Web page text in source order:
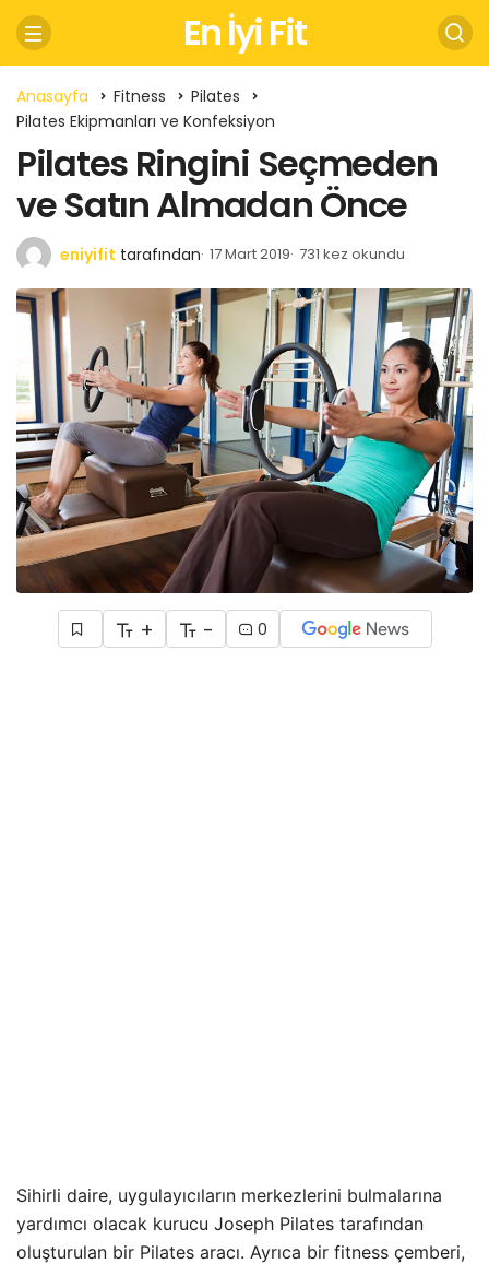
En İyi Fit
Anasayfa Fitness
Pilates
Pilates Ekipmanları ve Konfeksiyon
Pilates Ringini Seçmeden
ve Satın Almadan Önce
eniyifit tarafından 17 Mart 2019 731 kez okundu
+ - 0
Sihirli daire, uygulayıcıların merkezlerini bulmalarına
yardımcı olacak kurucu Joseph Pilates tarafından
oluşturulan bir Pilates aracı. Ayrıca bir fitness çemberi,